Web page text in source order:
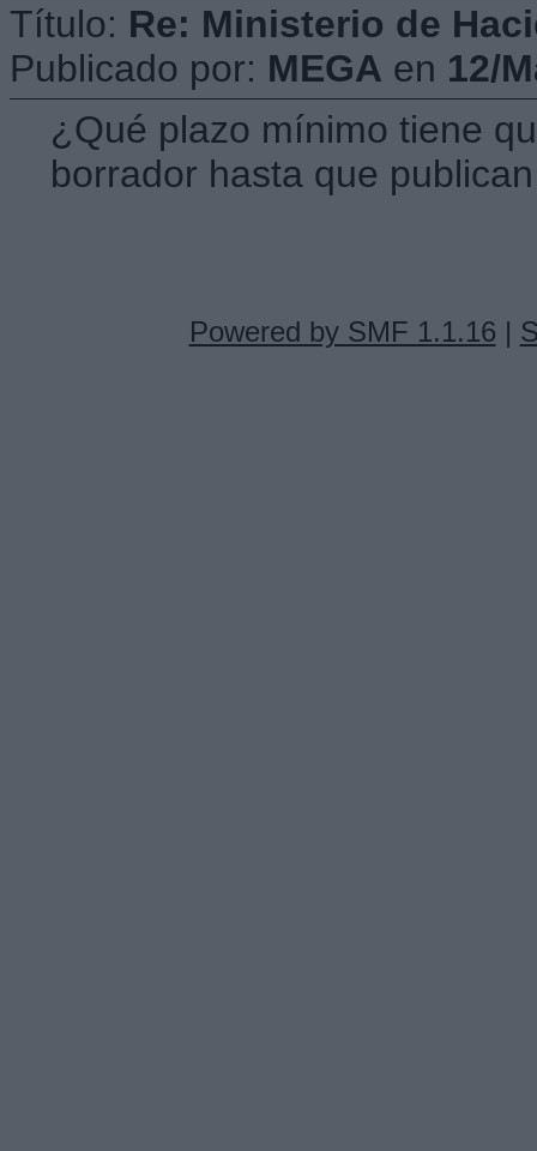
Título: Re: Ministerio de
Publicado por: MEGA en 12/
¿Qué plazo mínimo tiene
borrador hasta que
Powered by SMF 1.1.16 |